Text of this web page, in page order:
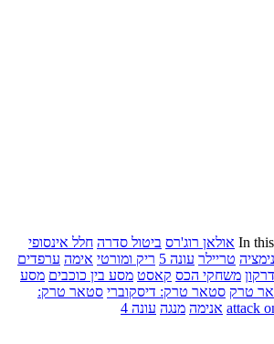
In אולאן רוג'רס ביטול סדרה חלל אינסופי
טריילר עונה 5 ריק ומורטי אימה ערפדים
משחקי הכס קאסט מסע בין כוכבים מסע
טרק סטאר טרק: דיסקוברי סטאר טרק:
attack אנימה מנגה עונה 4